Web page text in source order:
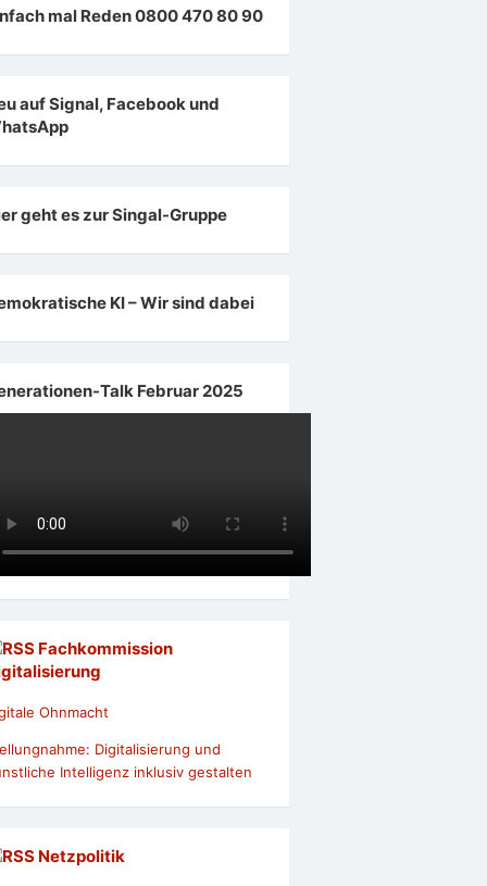
mal Reden 0800 470 80 90
auf Signal, Facebook und
geht es zur Singal-Gruppe
KI – Wir sind dabei
Talk Februar 2025
Fachkommission
Ohnmacht
Digitalisierung und
Intelligenz inklusiv gestalten
Netzpolitik